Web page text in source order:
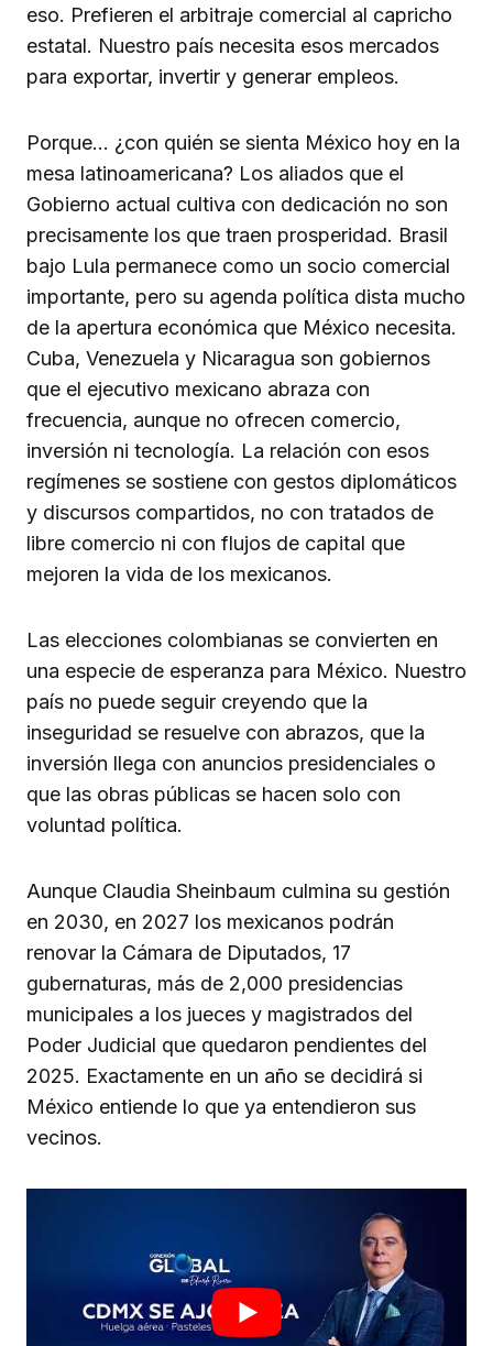
eso. Prefieren el arbitraje comercial al capricho
estatal. Nuestro país necesita esos mercados
para exportar, invertir y generar empleos.
Porque… ¿con quién se sienta México hoy en la
mesa latinoamericana? Los aliados que el
Gobierno actual cultiva con dedicación no son
precisamente los que traen prosperidad. Brasil
bajo Lula permanece como un socio comercial
importante, pero su agenda política dista mucho
de la apertura económica que México necesita.
Cuba, Venezuela y Nicaragua son gobiernos
que el ejecutivo mexicano abraza con
frecuencia, aunque no ofrecen comercio,
inversión ni tecnología. La relación con esos
regímenes se sostiene con gestos diplomáticos
y discursos compartidos, no con tratados de
libre comercio ni con flujos de capital que
mejoren la vida de los mexicanos.
Las elecciones colombianas se convierten en
una especie de esperanza para México. Nuestro
país no puede seguir creyendo que la
inseguridad se resuelve con abrazos, que la
inversión llega con anuncios presidenciales o
que las obras públicas se hacen solo con
voluntad política.
Aunque Claudia Sheinbaum culmina su gestión
en 2030, en 2027 los mexicanos podrán
renovar la Cámara de Diputados, 17
gubernaturas, más de 2,000 presidencias
municipales a los jueces y magistrados del
Poder Judicial que quedaron pendientes del
2025. Exactamente en un año se decidirá si
México entiende lo que ya entendieron sus
vecinos.